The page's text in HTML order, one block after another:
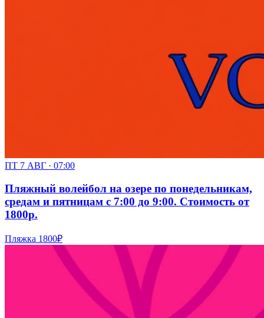
ПТ 7 АВГ · 07:00
Пляжный волейбол на озере по понедельникам,
средам и пятницам с 7:00 до 9:00. Стоимость от
1800р.
Пляжка 1800₽